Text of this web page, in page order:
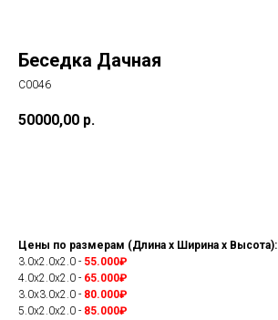
Беседка Дачная
C0046
50000,00 р.
Цены по размерам (Длина x Ширина x Высота):
3.0х2.0х2.0 - 55.000₽
4.0х2.0х2.0 - 65.000₽
3.0х3.0х2.0 - 80.000₽
5.0х2.0х2.0 - 85.000₽